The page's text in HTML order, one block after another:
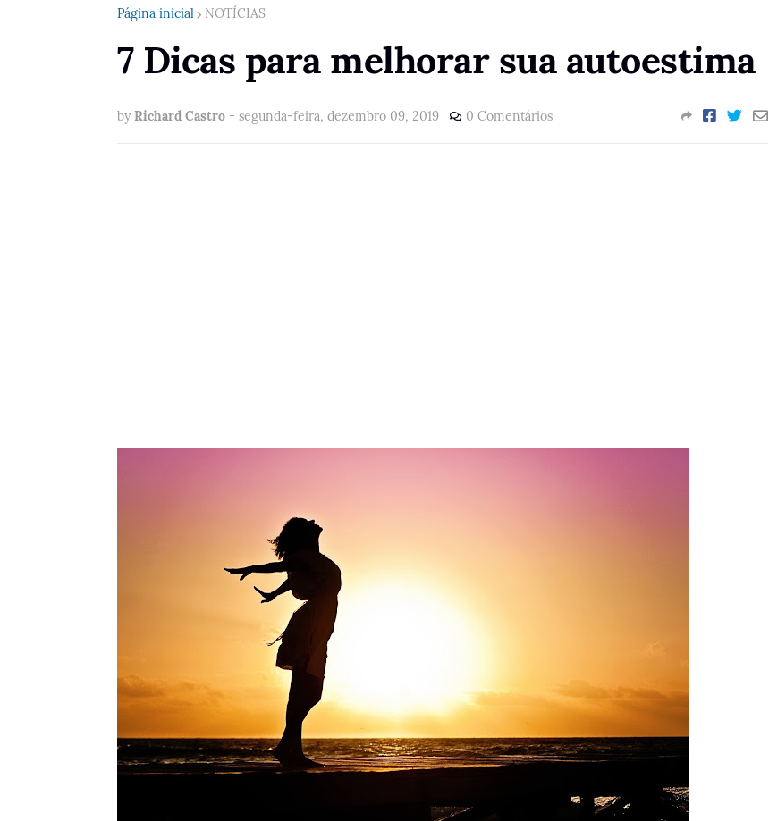
Página inicial NOTÍCIAS
7 Dicas para melhorar sua autoestima
by Richard Castro - segunda-feira, dezembro 09, 2019 0 Comentários